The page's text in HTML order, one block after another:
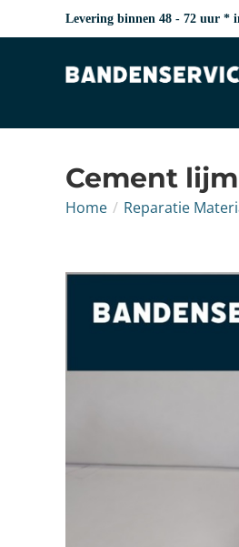
Levering binnen 48 - 72 uur *
Cement
Home / Reparatie